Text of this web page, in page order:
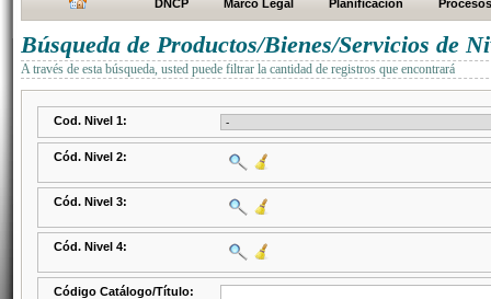
DNCP Marco Legal Planificación Procesos
Búsqueda de Productos/Bienes/Servicios de
A través de esta búsqueda, usted puede filtrar la cantidad de registros que encontrará
Cod. Nivel 1:
Cód. Nivel 2:
Cód. Nivel 3:
Cód. Nivel 4:
Código Catálogo/Título: